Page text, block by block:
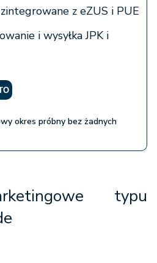
z eZUS i PUE
i wysyłka JPK i
okres próbny bez żadnych
typu